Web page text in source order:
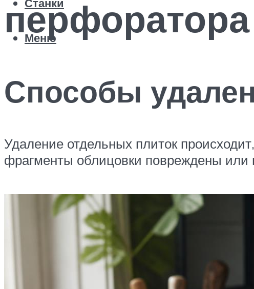
Станки
Меню
перфоратора
Способы
Удаление отдельных плиток
фрагменты облицовки повреждены или